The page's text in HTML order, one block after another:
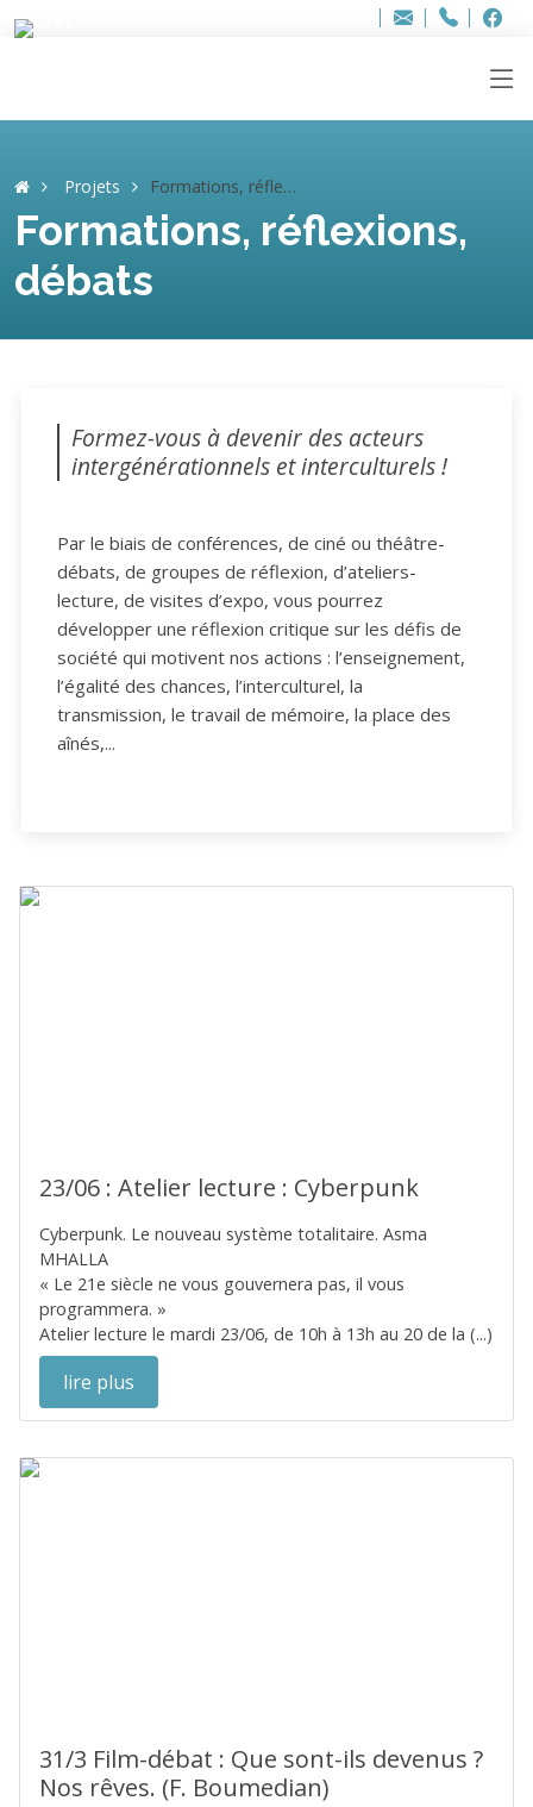
Adresse
info..hâthe..
Tel.
Tel.
Projets Formations, réflexions, débats
Formations, réflexions,
débats
Formez-vous à devenir des acteurs
intergénérationnels et interculturels !
Par le biais de conférences, de ciné ou théâtre-
débats, de groupes de réflexion, d’ateliers-
lecture, de visites d’expo, vous pourrez
développer une réflexion critique sur les défis de
société qui motivent nos actions : l’enseignement,
l’égalité des chances, l’interculturel, la
transmission, le travail de mémoire, la place des
aînés,...
23/06 : Atelier lecture : Cyberpunk
Cyberpunk. Le nouveau système totalitaire. Asma
MHALLA
« Le 21e siècle ne vous gouvernera pas, il vous
programmera. »
Atelier lecture le mardi 23/06, de 10h à 13h au 20 de la (...)
lire plus
31/3 Film-débat : Que sont-ils devenus ?
Nos rêves. (F. Boumedian)